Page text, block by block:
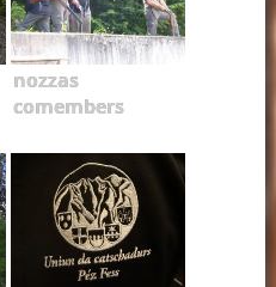
nozzas
comembers